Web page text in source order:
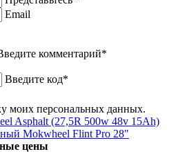
Email
комментарий*
Введите код*
моих персональных данных.
Asphalt (27,5R 500w 48v 15Ah)
Mokwheel Flint Pro 28"
цены